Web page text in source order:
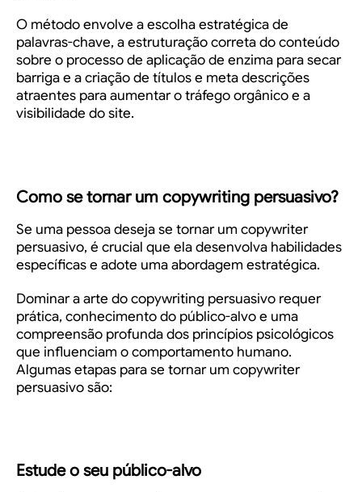
O método envolve a escolha estratégica de
palavras-chave, a estruturação correta do conteúdo
sobre o processo de aplicação de enzima para secar
barrigae a criação de títulos e meta descrições
atraentes para aumentar o tráfego orgânico e a
visibilidade do site.
Como se tornar um copywriting persuasivo?
Se uma pessoa deseja se tornar um copywriter
persuasivo, é crucial que ela desenvolva habilidades
específicas e adote uma abordagem estratégica.
Dominar a arte do copywriting persuasivo requer
prática, conhecimento do público-alvo e uma
compreensão profunda dos princípios psicológicos
que influenciam o comportamento humano.
Algumas etapas para se tornar um copywriter
persuasivo são:
Estude o seu público-alvo